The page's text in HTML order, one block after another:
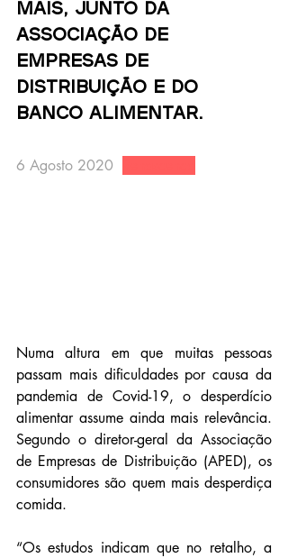
mais, junto da
Associação de
Empresas de
Distribuição e do
Banco Alimentar.
6 Agosto 2020
Numa altura em que muitas pessoas
passam mais dificuldades por causa da
pandemia de Covid-19, o desperdício
alimentar assume ainda mais relevância.
Segundo o diretor-geral da Associação
de Empresas de Distribuição (APED), os
consumidores são quem mais desperdiça
comida.
“Os estudos indicam que no retalho, a